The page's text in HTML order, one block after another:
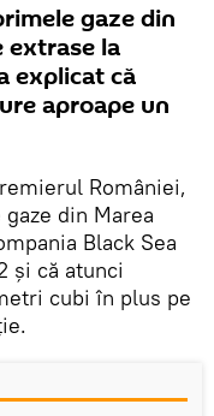
gaze din
extrase la
explicat că
aproape un
României,
din Marea
Black Sea
și că atunci
cubi în plus pe